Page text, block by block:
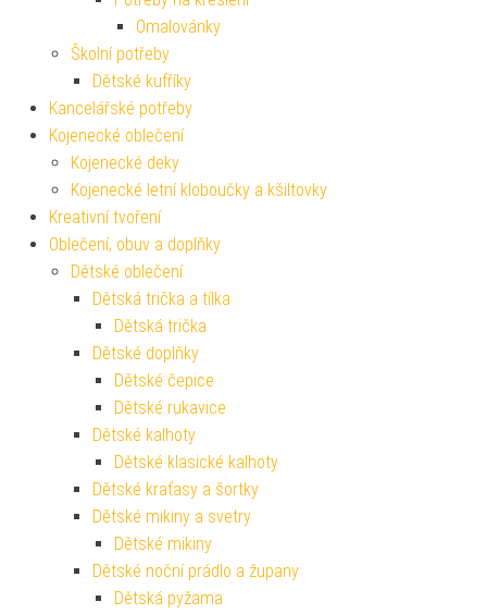
Omalovánky
Školní potřeby
Dětské kufříky
Kancelářské potřeby
Kojenecké oblečení
Kojenecké deky
Kojenecké letní kloboučky a kšiltovky
Kreativní tvoření
Oblečení, obuv a doplňky
Dětské oblečení
Dětská trička a tílka
Dětská trička
Dětské doplňky
Dětské čepice
Dětské rukavice
Dětské kalhoty
Dětské klasické kalhoty
Dětské kraťasy a šortky
Dětské mikiny a svetry
Dětské mikiny
Dětské noční prádlo a župany
Dětská pyžama